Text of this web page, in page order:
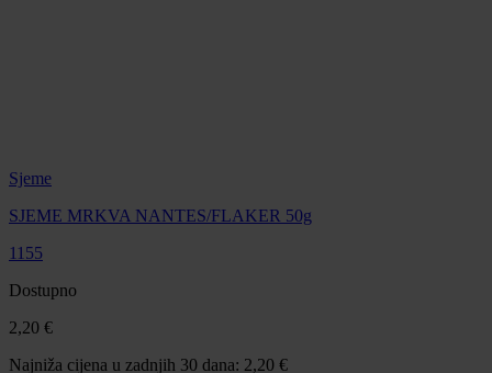
Sjeme
SJEME MRKVA NANTES/FLAKER 50g
1155
Dostupno
2,20 €
Najniža cijena u zadnjih 30 dana: 2,20 €